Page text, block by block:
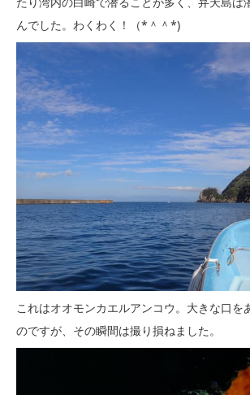
んでした。わくわく！（*＾＾*)
これはオオモンカエルアンコウ。大きな口を
のですが、その瞬間は撮り損ねました。